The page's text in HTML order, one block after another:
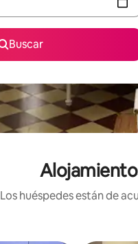
Buscar
Los huéspedes están de